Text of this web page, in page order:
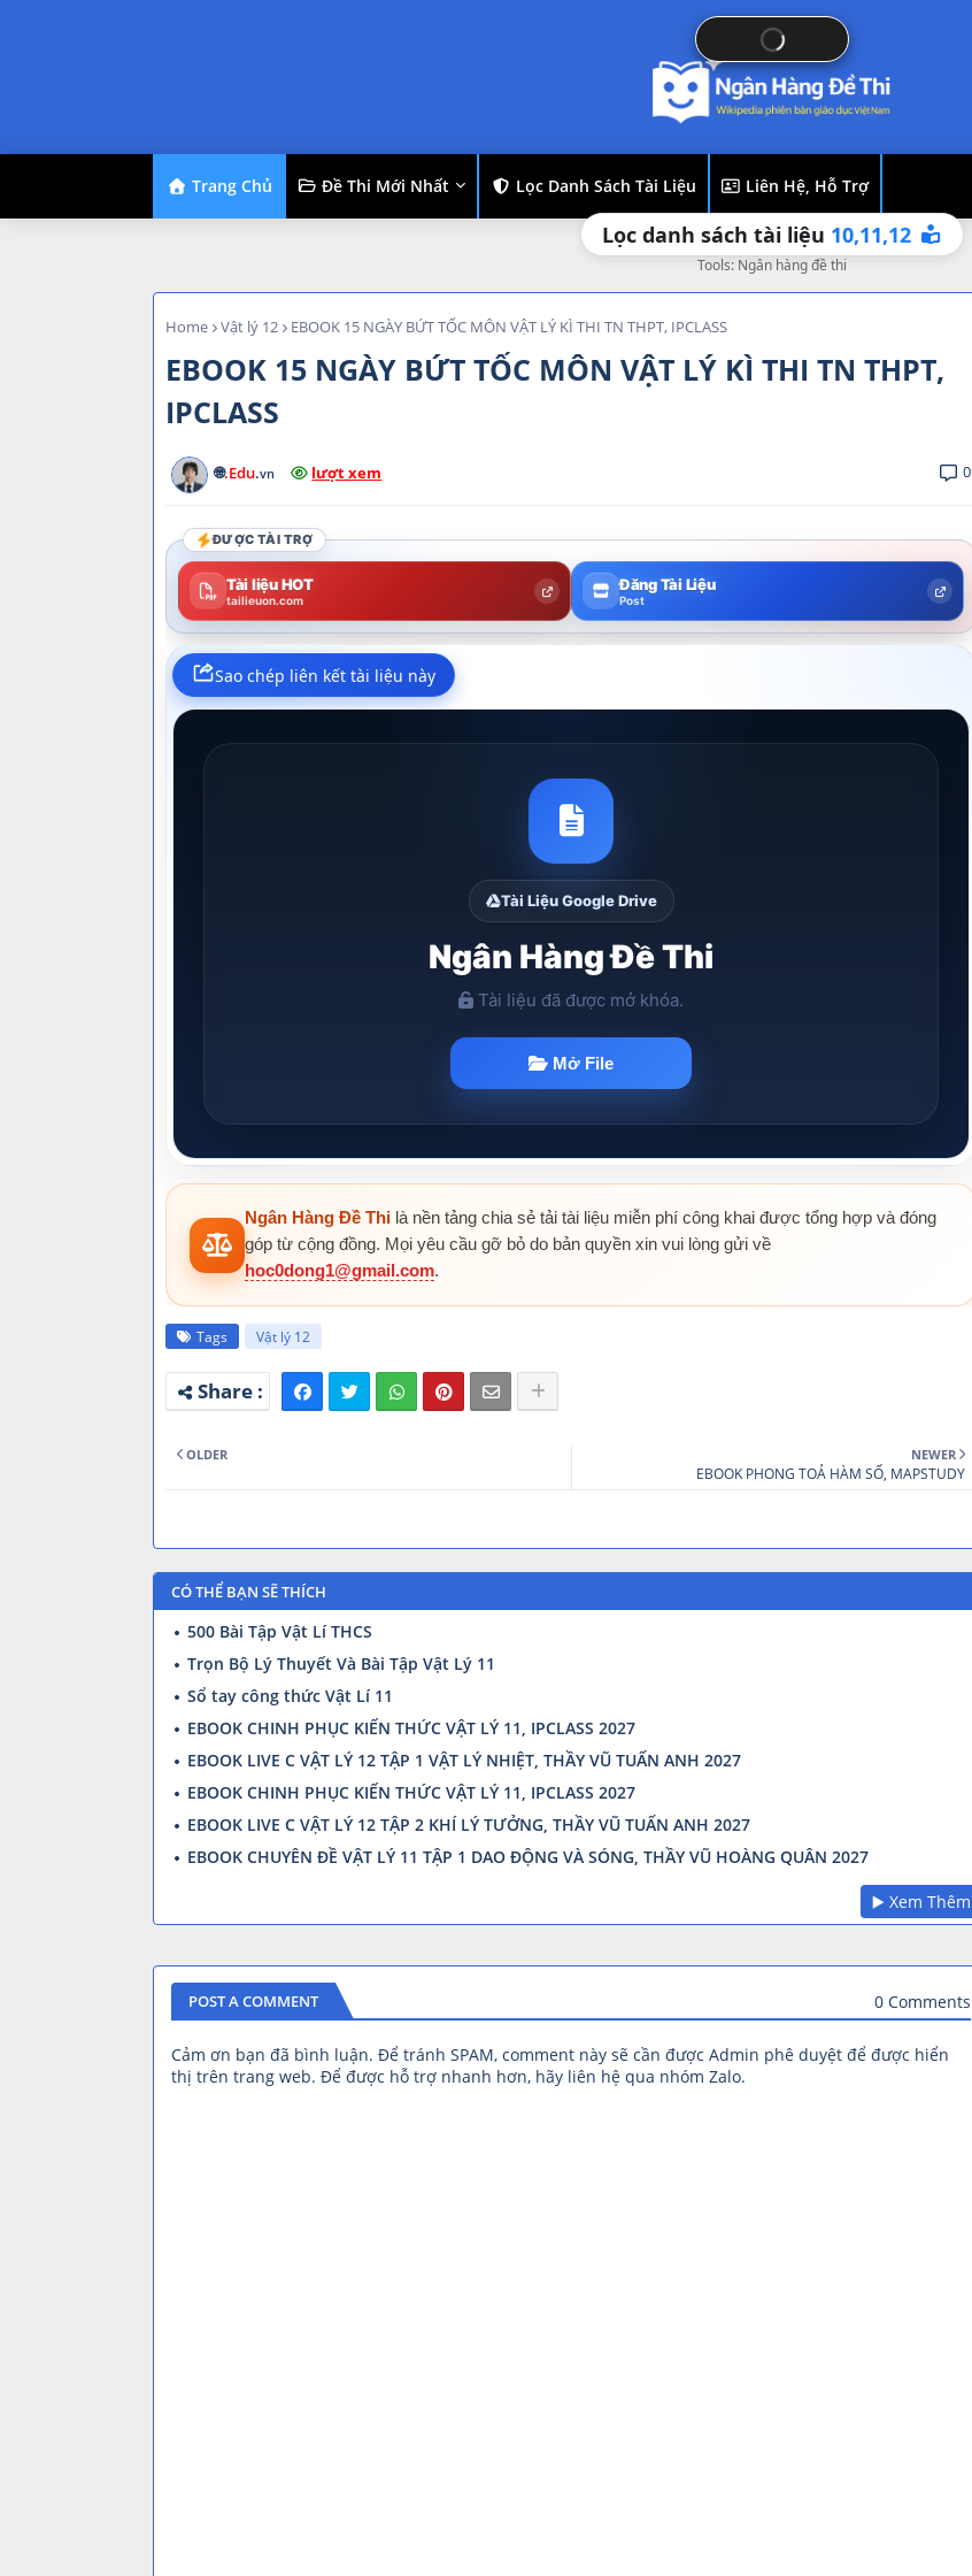
Trang Chủ Đề Thi Mới Nhất Lọc Danh Sách Tài Liệu Liên Hệ, Hỗ Trợ
Lọc danh sách tài liệu 10,11,12
Tools: Ngân hàng đề thi
Home Vật lý 12 EBOOK 15 NGÀY BỨT TỐC MÔN VẬT LÝ KÌ THI TN THPT, IPCLASS
EBOOK 15 NGÀY BỨT TỐC MÔN VẬT LÝ KÌ THI TN THPT,
IPCLASS
🌐.Edu.vn lượt xem 0
ĐƯỢC TÀI TRỢ
Tài liệu HOT
tailieuon.com
Đăng Tài Liệu
Post
Ngân Hàng Đề Thi là nền tảng chia sẻ tải tài liệu miễn phí công khai được tổng hợp và đóng
góp từ cộng đồng. Mọi yêu cầu gỡ bỏ do bản quyền xin vui lòng gửi về
hoc0dong1@gmail.com.
Tags Vật lý 12
NEWER
EBOOK PHONG TOẢ HÀM SỐ, MAPSTUDY
OLDER
CÓ THỂ BẠN SẼ THÍCH
500 Bài Tập Vật Lí THCS
Trọn Bộ Lý Thuyết Và Bài Tập Vật Lý 11
Sổ tay công thức Vật Lí 11
EBOOK CHINH PHỤC KIẾN THỨC VẬT LÝ 11, IPCLASS 2027
EBOOK LIVE C VẬT LÝ 12 TẬP 1 VẬT LÝ NHIỆT, THẦY VŨ TUẤN ANH 2027
EBOOK CHINH PHỤC KIẾN THỨC VẬT LÝ 11, IPCLASS 2027
EBOOK LIVE C VẬT LÝ 12 TẬP 2 KHÍ LÝ TƯỞNG, THẦY VŨ TUẤN ANH 2027
EBOOK CHUYÊN ĐỀ VẬT LÝ 11 TẬP 1 DAO ĐỘNG VÀ SÓNG, THẦY VŨ HOÀNG QUÂN 2027
▶️ Xem Thêm
POST A COMMENT 0 Comments
Cảm ơn bạn đã bình luận. Để tránh SPAM, comment này sẽ cần được Admin phê duyệt để được hiển
thị trên trang web. Để được hỗ trợ nhanh hơn, hãy liên hệ qua nhóm Zalo.